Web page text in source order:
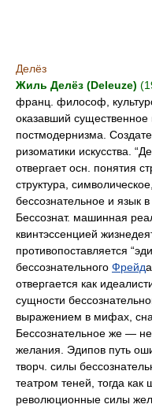
Делёз
Жиль Делёз (Deleuze)
франц. философ,
оказавший
постмодернизма.
ризоматики искусства.
отвергает осн. понятия
структура,
бессознательное и язык
Бессознат. машинная
квинтэссенцией
противопоставляется
бессознательного Фрейд
отвергается как
сущности
выражением в мифах,
Бессознательное же —
желания. Эдипов путь
творч. силы
театром теней, тогда как
революционные силы